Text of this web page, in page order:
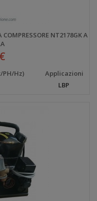
NT2178GK A
Hz)
Applicazioni
LBP